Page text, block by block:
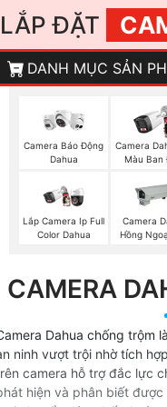
LẮP ĐẶT
DANH MỤC SẢN
Camera Báo Động
Dahua
Camera
Màu Ban
Lắp Camera Ip Full
Color Dahua
Camera
Hồng
CAMERA
Dahua chống trộm
ninh vượt trội nhờ tích
camera hỗ trợ đắc lực
hiện và phân biết